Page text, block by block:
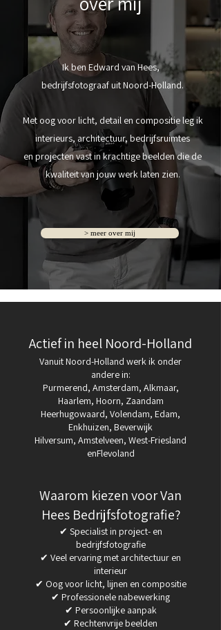
Ik ben Edward van Hees,
bedrijfsfotograaf uit Noord-Holland.
Met oog voor licht, detail en compositie legik
interieurs, architectuur, bedrijfsruimtes
en projecten vast in krachtigebeelden diede
kwaliteit van jouw werk laten zien.
> meer over mij
Actief in heel Noord-Holland
Vanuit Noord-Holland werk ik onder
andere in:
Purmerend, Amsterdam, Alkmaar,
Haarlem, Hoorn, Zaandam
Heerhugowaard, Volendam, Edam,
Enkhuizen, Beverwijk
Hilversum, Amstelveen, West-Friesland
enFlevoland
Waarom kiezen voor Van
Hees Bedrijfsfotografie?
✔ Specialist in project- en
bedrijfsfotografie
✔ Veel ervaring met architectuur en
interieur
✔ Oog voor licht, lijnen en compositie
✔ Professionele nabewerking
✔ Persoonlijke aanpak
✔ Rechtenvrije beelden